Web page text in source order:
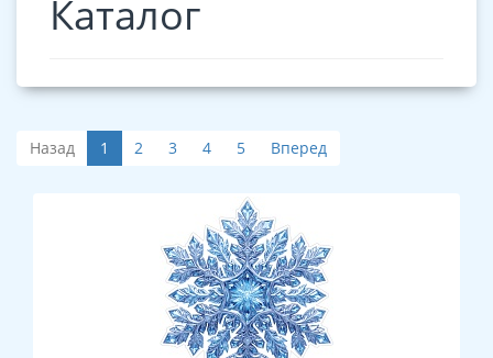
Каталог
Назад 1 2 3 4 5 Вперед